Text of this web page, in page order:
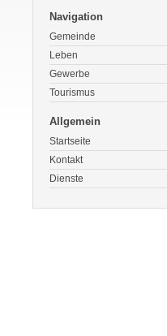
Navigation
Gemeinde
Leben
Gewerbe
Tourismus
Allgemein
Startseite
Kontakt
Dienste